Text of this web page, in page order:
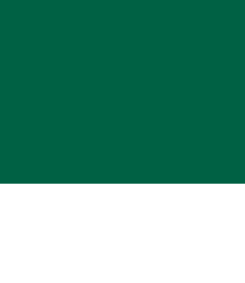
nouvelle fenêtre)